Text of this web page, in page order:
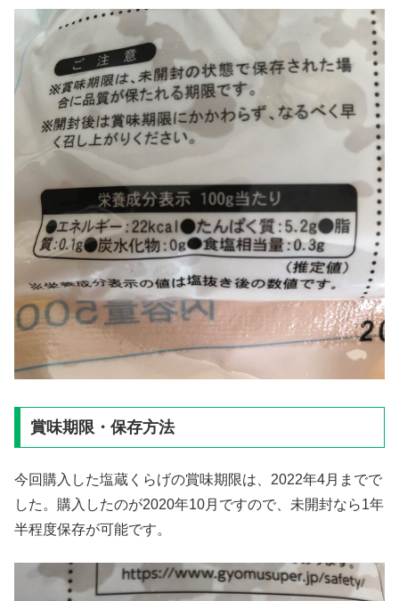
賞味期限・保存方法
今回購入した塩蔵くらげの賞味期限は、2022年4月までで
した。購入したのが2020年10月ですので、未開封なら1年
半程度保存が可能です。